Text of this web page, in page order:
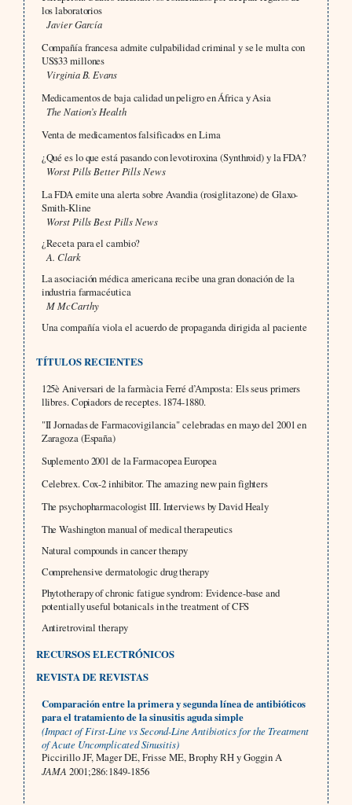
los laboratorios
Javier García
Compañía francesa admite culpabilidad criminal y se le multa con
US$33 millones
Virginia B. Evans
Medicamentos de baja calidad un peligro en África y Asia
The Nation’s Health
Venta de medicamentos falsificados en Lima
¿Qué es lo que está pasando con levotiroxina (Synthroid) y la FDA?
Worst Pills Better Pills News
La FDA emite una alerta sobre Avandia (rosiglitazone) de Glaxo-
Smith-Kline
Worst Pills Best Pills News
¿Receta para el cambio?
A. Clark
La asociación médica americana recibe una gran donación de la
industria farmacéutica
M McCarthy
Una compañía viola el acuerdo de propaganda dirigida al paciente
TÍTULOS RECIENTES
125è Aniversari de la farmàcia Ferré d’Amposta: Els seus primers
llibres. Copiadors de receptes. 1874-1880.
"II Jornadas de Farmacovigilancia" celebradas en mayo del 2001 en
Zaragoza (España)
Suplemento 2001 de la Farmacopea Europea
Celebrex. Cox-2 inhibitor. The amazing new pain fighters
The psychopharmacologist III. Interviews by David Healy
The Washington manual of medical therapeutics
Natural compounds in cancer therapy
Comprehensive dermatologic drug therapy
Phytotherapy of chronic fatigue syndrom: Evidence-base and
potentially useful botanicals in the treatment of CFS
Antiretroviral therapy
RECURSOS ELECTRÓNICOS
REVISTA DE REVISTAS
Comparación entre la primera y segunda línea de antibióticos
para el tratamiento de la sinusitis aguda simple
(Impact of First-Line vs Second-Line Antibiotics for the Treatment
of Acute Uncomplicated Sinusitis)
Piccirillo JF, Mager DE, Frisse ME, Brophy RH y Goggin A
JAMA 2001;286:1849-1856